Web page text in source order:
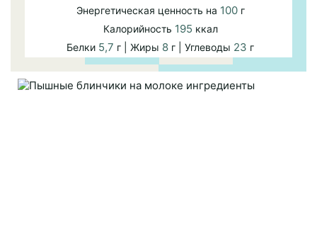
Энергетическая ценность на 100г
Калорийность 195 ккал
Белки 5,7 г | Жиры 8 г | Углеводы 23 г